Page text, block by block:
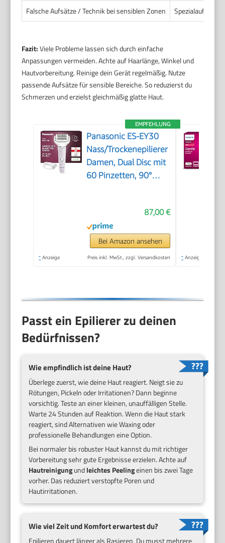
Falsche Aufsätze / Technik bei sensiblen Zonen Spezialaufsatz
Fazit:Viele Probleme lassen sich durch einfache
Anpassungen vermeiden. Achte auf Haarlänge, Winkel und
Hautvorbereitung. Reinige dein Gerät regelmäßig. Nutze
passende Aufsätze für sensible Bereiche. So reduzierst du
Schmerzen und erzielst gleichmäßig glatte Haut.
EMPFEHLUNG
Panasonic ES-EY30
Nass/Trockenepilierer
Damen, Dual Disc mit
60 Pinzetten, 90°
LED-Licht, 30 Min.
Betrieb, kabellos,
Haarentferner.
87,00 €
Bei Amazon ansehen
* Anzeige Preis inkl. MwSt., zzgl. Versandkosten * Anzeige
Passt ein Epilierer zu deinen
Bedürfnissen?
Wie empfindlich ist deine Haut?
Überlege zuerst, wie deine Haut reagiert. Neigt sie zu
Rötungen, Pickeln oder Irritationen? Dann beginne
vorsichtig. Teste an einer kleinen, unauffälligen Stelle.
Warte 24 Stunden auf Reaktion. Wenn die Haut stark
reagiert, sind Alternativen wie Waxing oder
professionelle Behandlungen eine Option.
Bei normaler bis robuster Haut kannst du mit richtiger
Vorbereitung sehr gute Ergebnisse erzielen. Achte auf
Hautreinigungundleichtes Peelingeinen bis zwei Tage
vorher. Das reduziert verstopfte Poren und
Hautirritationen.
Wie viel Zeit und Komfort erwartest du?
Epilieren dauert länger als Rasieren. Du musst mehrere